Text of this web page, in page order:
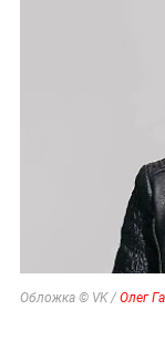
Обложка © VK / Олег